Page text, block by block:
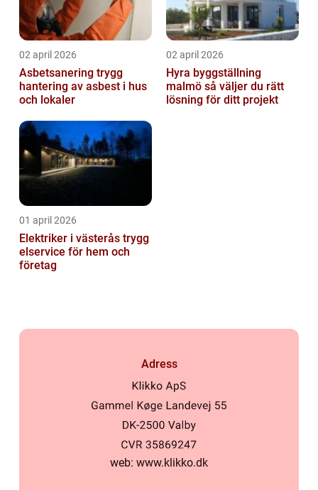
02 april 2026
Asbetsanering trygg
hantering av asbest i hus
och lokaler
02 april 2026
Hyra byggställning
malmö så väljer du rätt
lösning för ditt projekt
01 april 2026
Elektriker i västerås trygg
elservice för hem och
företag
Adress
web: www.klikko.dk